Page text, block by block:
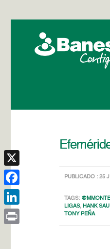
PUBLICADO : 25
TAGS:
LIGAS, HANK
TONY PEÑA
X
Facebook
LinkedIn